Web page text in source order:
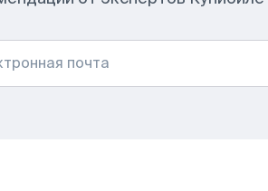
почта